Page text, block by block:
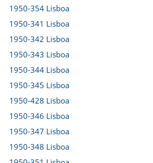
1950-354 Lisboa
1950-341 Lisboa
1950-342 Lisboa
1950-343 Lisboa
1950-344 Lisboa
1950-345 Lisboa
1950-428 Lisboa
1950-346 Lisboa
1950-347 Lisboa
1950-348 Lisboa